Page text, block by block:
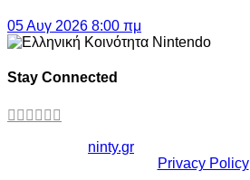
05 Αυγ 2026 8:00 πμ
Stay Connected
ninty.gr
Privacy Policy